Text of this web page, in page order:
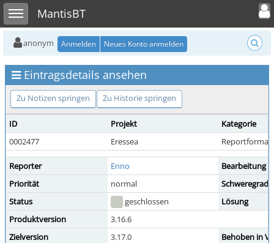
Toggle sidebarMantisBT
Toggle
anonym Anmelden Neues Konto anmelden
Eintragsdetails ansehen
Zu Notizen springen Zu Historie springen
ID Projekt
Kategorie
0002477
Eressea Reportformat
Reporter Enno
Bearbeitung
Priorität
normal
Schweregrad
Status
geschlossen
Lösung
Produktversion
3.16.6
Zielversion
3.17.0 Behoben in